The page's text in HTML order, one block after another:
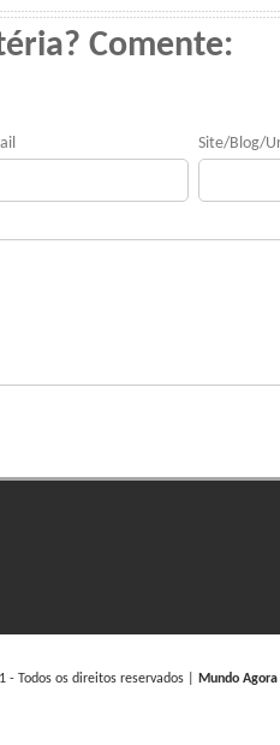
Comente:
Site/Blog/
- Todos os direitos reservados | Mundo Agora